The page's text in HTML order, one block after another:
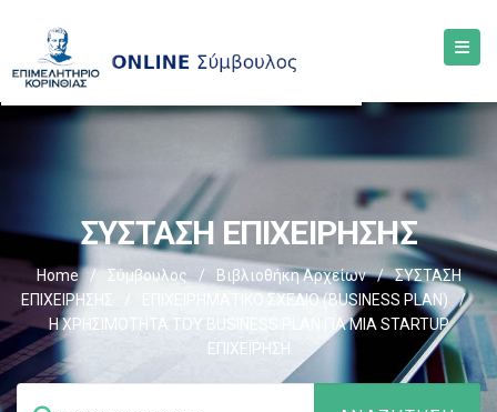
ΣΥΣΤΑΣΗ ΕΠΙΧΕΙΡΗΣΗΣ
Home / Σύμβουλος / Βιβλιοθήκη Αρχείων /
ΣΥΣΤΑΣΗ
ΕΠΙΧΕΙΡΗΣΗΣ
EΠΙΧΕΙΡΗΜΑΤΙΚΟ ΣΧΕΔΙΟ (BUSINESS PLAN)
/
Η ΧΡΗΣΙΜΟΤΗΤΑ ΤΟΥ BUSINESS PLAN ΓΙΑ ΜΙΑ STARTUP
ΕΠΙΧΕΙΡΗΣΗ